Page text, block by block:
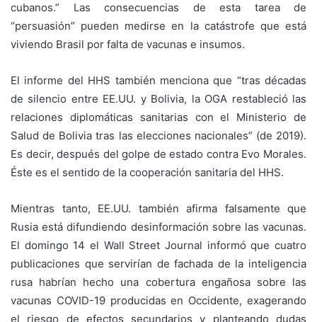
cubanos.” Las consecuencias de esta tarea de
“persuasión” pueden medirse en la catástrofe que está
viviendo Brasil por falta de vacunas e insumos.
El informe del HHS también menciona que “tras décadas
de silencio entre EE.UU. y Bolivia, la OGA restableció las
relaciones diplomáticas sanitarias con el Ministerio de
Salud de Bolivia tras las elecciones nacionales” (de 2019).
Es decir, después del golpe de estado contra Evo Morales.
Éste es el sentido de la cooperación sanitaria del HHS.
Mientras tanto, EE.UU. también afirma falsamente que
Rusia está difundiendo desinformación sobre las vacunas.
El domingo 14 el Wall Street Journal informó que cuatro
publicaciones que servirían de fachada de la inteligencia
rusa habrían hecho una cobertura engañosa sobre las
vacunas COVID-19 producidas en Occidente, exagerando
el riesgo de efectos secundarios y planteando dudas